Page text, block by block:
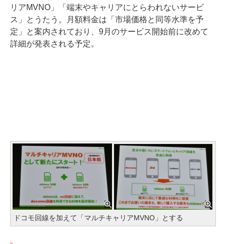
リアMVNO」「端末やキャリアにとらわれないサービ
ス」とうたう。月額料金は「市場価格と同等水準を予
定」と案内されており、9月のサービス開始前に改めて
詳細が発表される予定。
ドコモ回線を加えて「マルチキャリアMVNO」とする